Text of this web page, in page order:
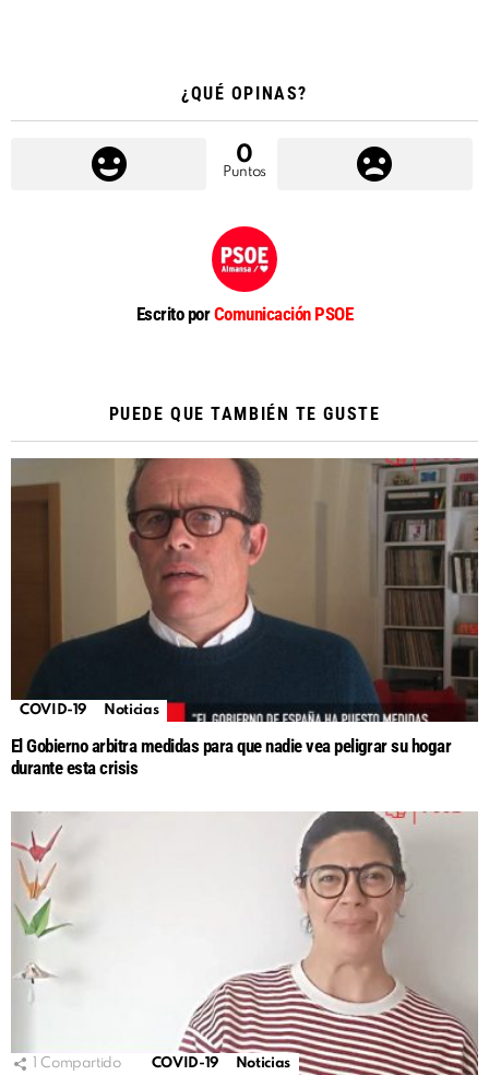
¿QUÉ OPINAS?
0
Puntos
Escrito porComunicación PSOE
PUEDE QUE TAMBIÉN TE GUSTE
COVID-19 Noticias
El Gobierno arbitra medidas para que nadie vea peligrar su hogar
durante esta crisis
Compartido COVID-19 Noticias